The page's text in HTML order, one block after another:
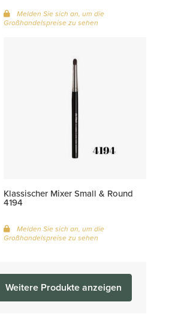
Melden Sie sich an, um die
Großhandelspreise zu sehen
Klassischer Mixer Small & Round
4194
Melden Sie sich an, um die
Großhandelspreise zu sehen
Weitere Produkte anzeigen